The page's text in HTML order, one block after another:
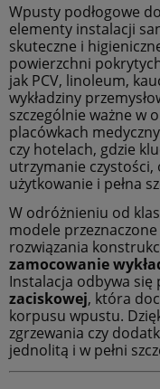
Wpusty podłogowe
elementy instalacji
skuteczne i
powierzchni
jak PCV, linoleum,
wykładziny
szczególnie ważne w
placówkach
czy hotelach, gdzie
utrzymanie
użytkowanie i pełna
W odróżnieniu od
modele
rozwiązania
zamocowanie
Instalacja odbywa się
zaciskowej, która
korpusu wpustu.
zgrzewania czy
jednolitą i w pełni